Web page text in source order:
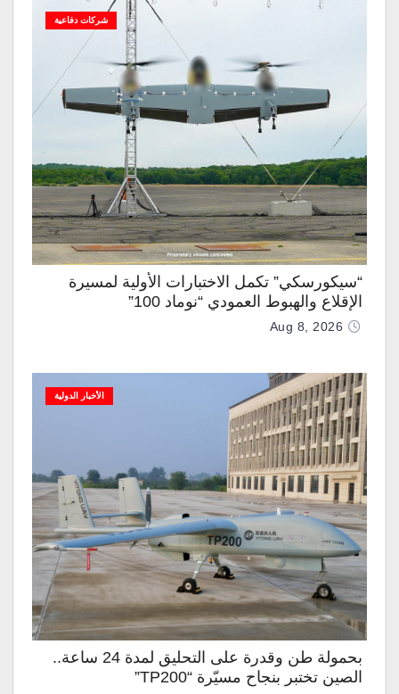
شركات دفاعية
“سيكورسكي” تكمل الاختبارات الأولية لمسيرة
الإقلاع والهبوط العمودي “نوماد 100”
Aug 8, 2026
الأخبار الدولية
بحمولة طن وقدرة على التحليق لمدة 24 ساعة..
الصين تختبر بنجاح مسيّرة “TP200”